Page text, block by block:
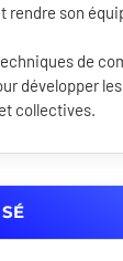
rendre son
de
développer
collectives.